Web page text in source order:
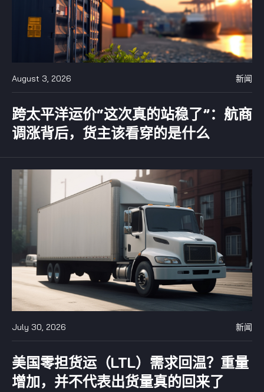
August 3, 2026 新闻
跨太平洋运价“这次真的站稳了”：航商
调涨背后，货主该看穿的是什么
July 30, 2026 新闻
美国零担货运（LTL）需求回温？重量
增加，并不代表出货量真的回来了